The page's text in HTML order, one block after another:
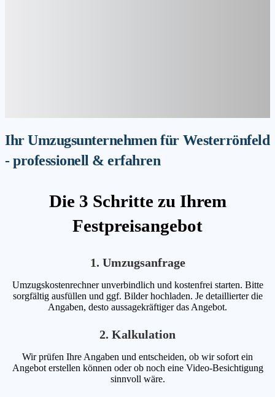
Ihr Umzugsunternehmen für Westerrönfeld
- professionell & erfahren
Die 3 Schritte zu Ihrem
Festpreisangebot
1. Umzugsanfrage
Umzugskostenrechner unverbindlich und kostenfrei starten. Bitte
sorgfältig ausfüllen und ggf. Bilder hochladen. Je detaillierter die
Angaben, desto aussagekräftiger das Angebot.
2. Kalkulation
Wir prüfen Ihre Angaben und entscheiden, ob wir sofort ein
Angebot erstellen können oder ob noch eine Video-Besichtigung
sinnvoll wäre.